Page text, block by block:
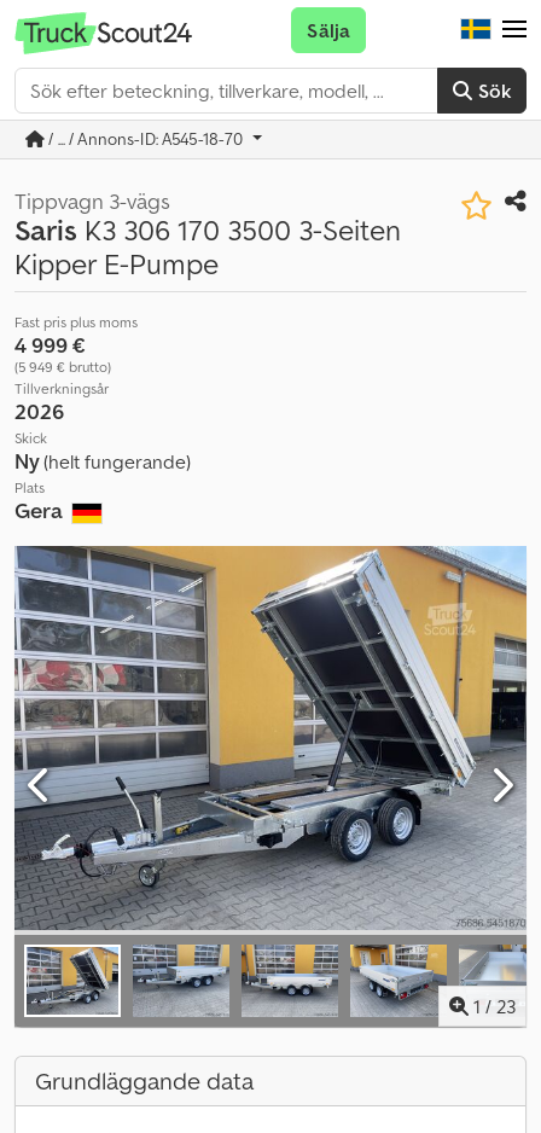
Sök
Sälja
/ ... / Annons-ID: A545-18-70
Tippvagn 3-vägs
Saris K3 306 170 3500 3-Seiten
Kipper E-Pumpe
Fast pris plus moms
4 999 €
(5 949 € brutto)
Tillverkningsår
2026
Skick
Ny(helt fungerande)
Plats
Gera
1 / 23
Grundläggande data